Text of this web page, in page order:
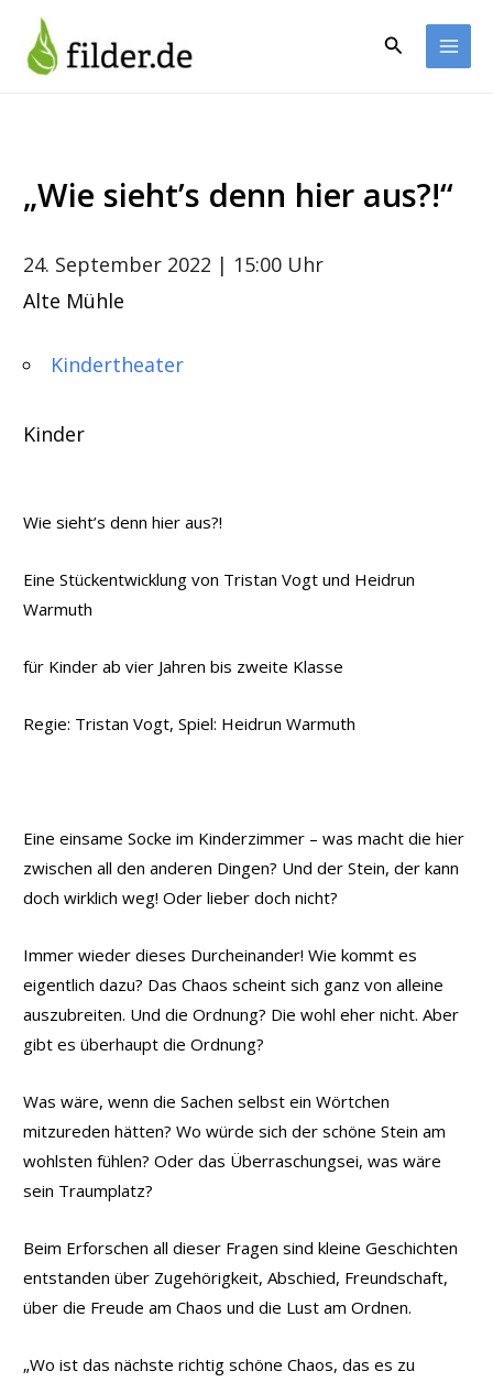
Inhalt
springen
Suchen
„Wie sieht’s denn hier aus?!“
24. September 2022 | 15:00 Uhr
Alte Mühle
Kindertheater
Kinder
Wie sieht’s denn hier aus?!
Eine Stückentwicklung von Tristan Vogt und Heidrun
Warmuth
für Kinder ab vier Jahren bis zweite Klasse
Regie: Tristan Vogt, Spiel: Heidrun Warmuth
Eine einsame Socke im Kinderzimmer – was macht die hier
zwischen all den anderen Dingen? Und der Stein, der kann
doch wirklich weg! Oder lieber doch nicht?
Immer wieder dieses Durcheinander! Wie kommt es
eigentlich dazu? Das Chaos scheint sich ganz von alleine
auszubreiten. Und die Ordnung? Die wohl eher nicht. Aber
gibt es überhaupt die Ordnung?
Was wäre, wenn die Sachen selbst ein Wörtchen
mitzureden hätten? Wo würde sich der schöne Stein am
wohlsten fühlen? Oder das Überraschungsei, was wäre
sein Traumplatz?
Beim Erforschen all dieser Fragen sind kleine Geschichten
entstanden über Zugehörigkeit, Abschied, Freundschaft,
über die Freude am Chaos und die Lust am Ordnen.
„Wo ist das nächste richtig schöne Chaos, das es zu